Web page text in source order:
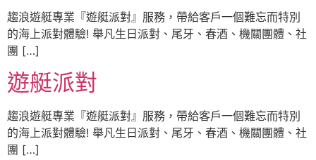
趨浪遊艇專業『遊艇派對』服務，帶給客戶一個難忘而特別
的海上派對體驗! 舉凡生日派對、尾牙、春酒、機關團體、社
團 […]
遊艇派對
趨浪遊艇專業『遊艇派對』服務，帶給客戶一個難忘而特別
的海上派對體驗! 舉凡生日派對、尾牙、春酒、機關團體、社
團 […]